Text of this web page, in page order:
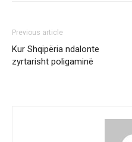
Previous article
Kur Shqipëria ndalonte
zyrtarisht poligaminë